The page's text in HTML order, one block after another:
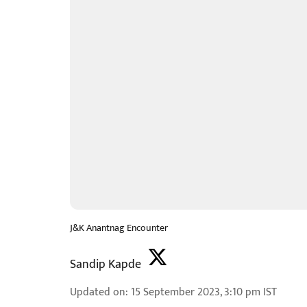
J&K Anantnag Encounter
Sandip Kapde
Updated on: 15 September 2023, 3:10 pm IST